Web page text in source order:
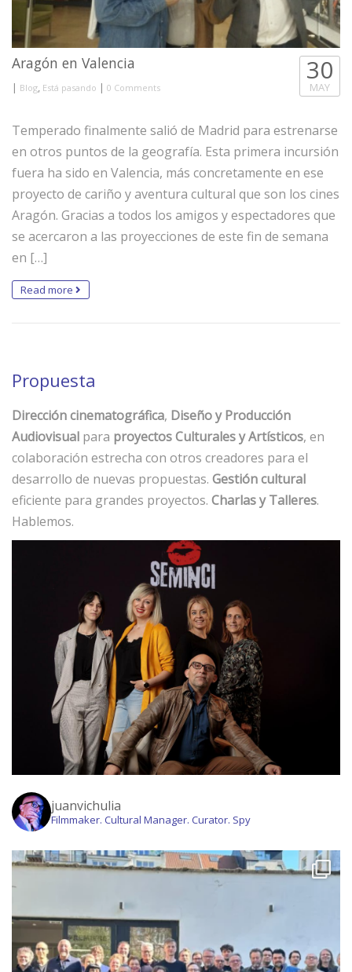
Aragón en Valencia
| Blog, Está pasando | 0 Comments
30
MAY
Temperado finalmente salió de Madrid para estrenarse
en otros puntos de la geografía. Esta primera incursión
fuera ha sido en Valencia, más concretamente en ese
proyecto de cariño y aventura cultural que son los cines
Aragón. Gracias a todos los amigos y espectadores que
se acercaron a las proyecciones de este fin de semana
en […]
Read more
Propuesta
Dirección cinematográfica, Diseño y Producción
Audiovisual para proyectos Culturales y Artísticos, en
colaboración estrecha con otros creadores para el
desarrollo de nuevas propuestas. Gestión cultural
eficiente para grandes proyectos. Charlas y Talleres.
Hablemos.
juanvichulia
Filmmaker. Cultural Manager. Curator. Spy